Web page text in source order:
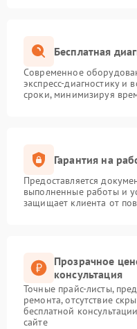
Бесплатная
Современное
экспресс-диагностику и
сроки, минимизируя
Гарантия на
Предоставляется
выполненные работы и
защищает клиента от
Прозрачное
консультация
Точные прайс-листы,
ремонта, отсутствие
бесплатной
сайте